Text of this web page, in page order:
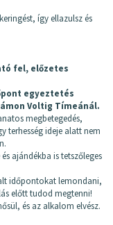
így ellazulsz és
fel, előzetes
egyeztetés
Voltig Tímeánál.
megbetegedés,
terhesség ideje alatt nem
ajándékba is tetszőleges
időpontokat lemondani,
előtt tudod megtenni!
és az alkalom elvész.